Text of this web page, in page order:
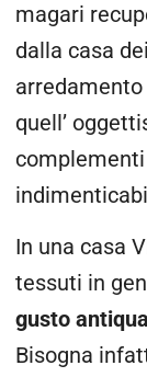
magari
dalla casa
quell’
In una casa
tessuti in
gusto
Bisogna